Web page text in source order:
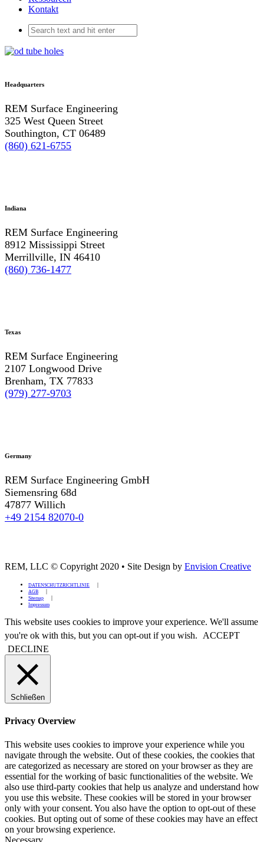
Kontakt
Headquarters
REM Surface Engineering
325 West Queen Street
Southington, CT 06489
(860) 621-6755
Indiana
REM Surface Engineering
8912 Mississippi Street
Merrillville, IN 46410
(860) 736-1477
Texas
REM Surface Engineering
2107 Longwood Drive
Brenham, TX 77833
(979) 277-9703
Germany
REM Surface Engineering GmbH
Siemensring 68d
47877 Willich
+49 2154 82070-0
REM, LLC © Copyright 2020 • Site Design by Envision Creative
DATENSCHUTZRICHTLINIE
AGB
Sitemap
Impressum
This website uses cookies to improve your experience. We'll assume
you're ok with this, but you can opt-out if you wish.
ACCEPT
DECLINE
Schließen
Privacy Overview
This website uses cookies to improve your experience while you
navigate through the website. Out of these cookies, the cookies that
are categorized as necessary are stored on your browser as they are
essential for the working of basic functionalities of the website. We
also use third-party cookies that help us analyze and understand how
you use this website. These cookies will be stored in your browser
only with your consent. You also have the option to opt-out of these
cookies. But opting out of some of these cookies may have an effect
on your browsing experience.
Necessary